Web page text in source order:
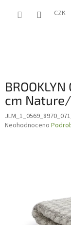
CZK
cm
Průměrné
Neohodnoceno